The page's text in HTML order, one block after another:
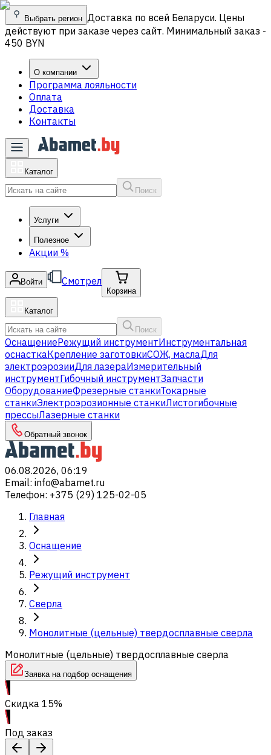
Выбрать регион Доставка по всей Беларуси. Цены
действуют при заказе через сайт. Минимальный заказ -
450 BYN
О компании
Программа лояльности
Оплата
Доставка
Контакты
Каталог
Поиск
Услуги
Полезное
Акции %
Войти Смотрел
Корзина
Каталог
Поиск
ОснащениеРежущий инструментИнструментальная
оснасткаКрепление заготовкиСОЖ, маслаДля
электроэрозииДля лазераИзмерительный
инструментГибочный инструментЗапчасти
ОборудованиеФрезерные станкиТокарные
станкиЭлектроэрозионные станкиЛистогибочные
прессыЛазерные станки
Обратный звонок
06.08.2026, 06:19
Email: info@abamet.ru
Телефон: +375 (29) 125-02-05
Главная
Оснащение
Режущий инструмент
Сверла
Монолитные (цельные) твердосплавные сверла
Монолитные (цельные) твердосплавные сверла
Заявка на подбор оснащения
Скидка 15%
Под заказ